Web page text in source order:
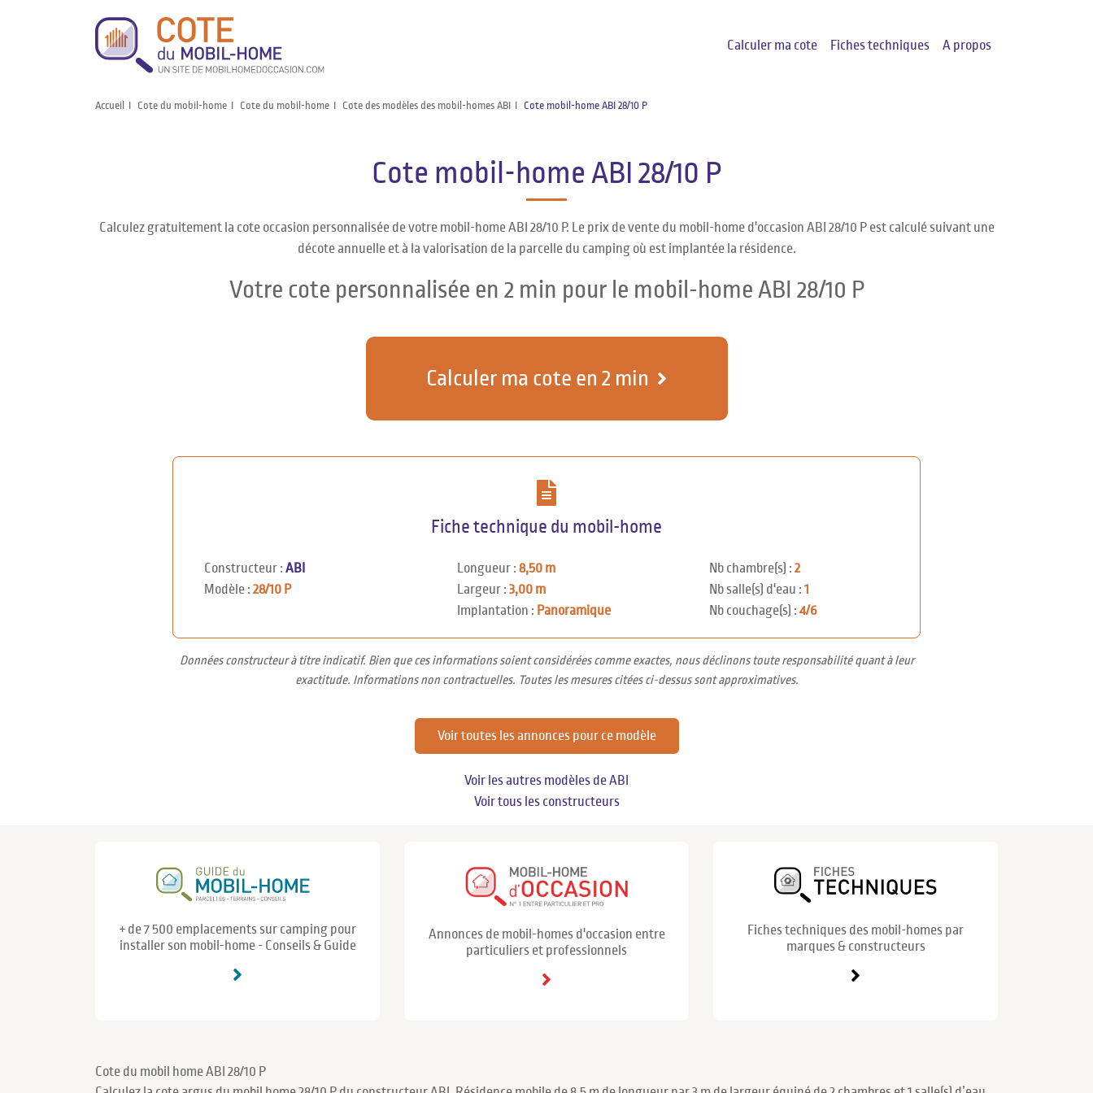
Calculer ma cote Fiches techniques A propos
Accueil Cote du mobil-home Cote du mobil-home Cote des modèles des mobil-homes ABI Cote mobil-home ABI 28/10 P
Cote mobil-home ABI 28/10 P
Calculez gratuitement la cote occasion personnalisée de votre mobil-home ABI 28/10 P. Le prix de vente du mobil-home d'occasion ABI 28/10 P est calculé suivant une
décote annuelle et à la valorisation de la parcelle du camping où est implantée la résidence.
Votre cote personnalisée en 2 min pour le mobil-home ABI 28/10 P
Calculer ma cote en 2 min
Fiche technique du mobil-home
Constructeur : ABI
Modèle : 28/10 P
Longueur : 8,50 m
Largeur : 3,00 m
Implantation : Panoramique
Nb chambre(s) :2
Nb salle(s) d'eau :1
Nb couchage(s) :4/6
Données constructeur à titre indicatif. Bien que ces informations soient considérées comme exactes, nous déclinons toute responsabilité quant à leur
exactitude. Informations non contractuelles. Toutes les mesures citées ci-dessus sont approximatives.
Voir toutes les annonces pour ce modèle
Voir les autres modèles de ABI
Voir tous les constructeurs
+ de 7 500 emplacements sur camping pour
installer son mobil-home - Conseils & Guide
Annonces de mobil-homes d'occasion entre
particuliers et professionnels
Fiches techniques des mobil-homes par
marques & constructeurs
Cote du mobil home ABI 28/10 P